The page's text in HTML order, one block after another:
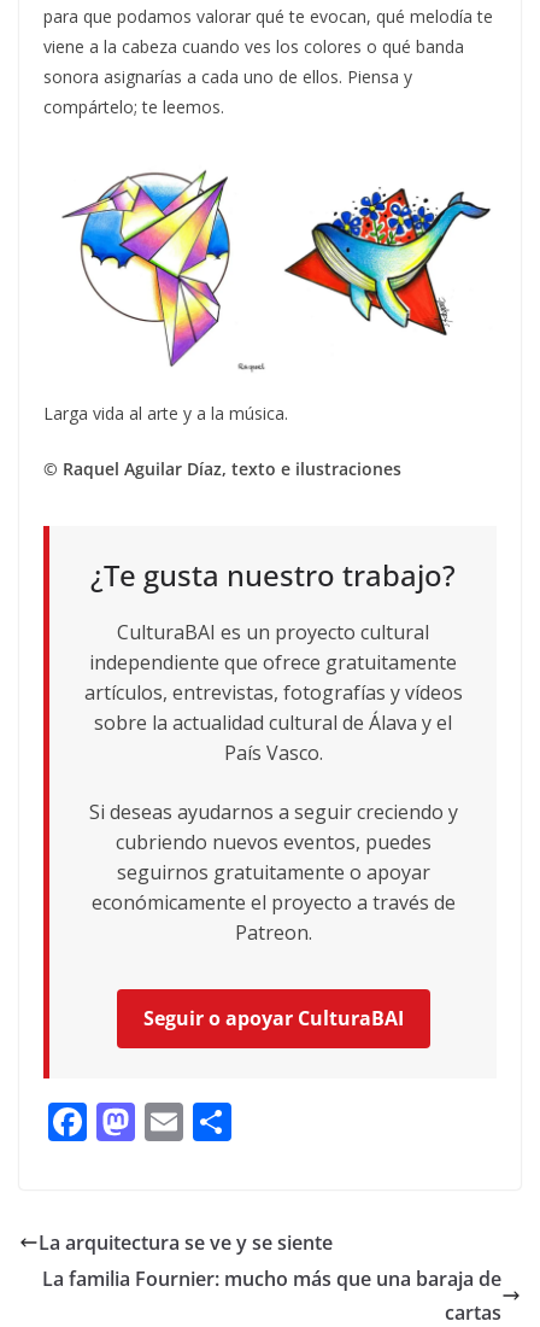
para que podamos valorar qué te evocan, qué melodía te
viene a la cabeza cuando ves los colores o qué banda
sonora asignarías a cada uno de ellos. Piensa y
compártelo; te leemos.
Larga vida al arte y a la música.
© Raquel Aguilar Díaz, texto e ilustraciones
¿Te gusta nuestro trabajo?
CulturaBAI es un proyecto cultural
independiente que ofrece gratuitamente
artículos, entrevistas, fotografías y vídeos
sobre la actualidad cultural de Álava y el
País Vasco.
Si deseas ayudarnos a seguir creciendo y
cubriendo nuevos eventos, puedes
seguirnos gratuitamente o apoyar
económicamente el proyecto a través de
Patreon.
Seguir o apoyar CulturaBAI
F
b
o
M
d
o
E
l p
ar
La arquitectura se ve y se siente
La familia Fournier: mucho más que una baraja de
cartas